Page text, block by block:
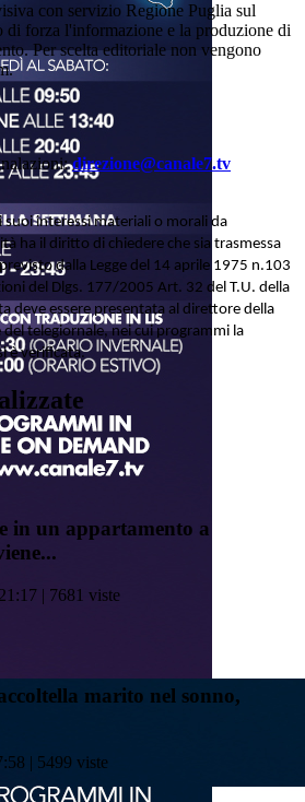
con servizio Regione Puglia sul
di forza l'informazione e la produzione di
Per scelta editoriale non vengono
direzione@canale7.tv
suoi interessi materiali o morali da
ha il diritto di chiedere che sia trasmessa
dalla Legge del 14 aprile 1975 n.103
del Dlgs. 177/2005 Art. 32 del T.U. della
deve essere presentata al direttore della
telegiornale, nei cui programmi la
è verificata.
in un appartamento a
| 7681 viste
marito nel sonno,
| 5499 viste